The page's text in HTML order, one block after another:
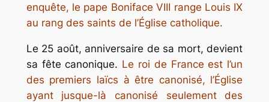
enquête, le pape Boniface VIII range Louis IX
au rang des saints de l’Église catholique.
Le 25 août, anniversaire de sa mort, devient
sa fête canonique. Le roi de France est l’un
des premiers laïcs à être canonisé, l’Église
ayant jusque-là canonisé seulement des